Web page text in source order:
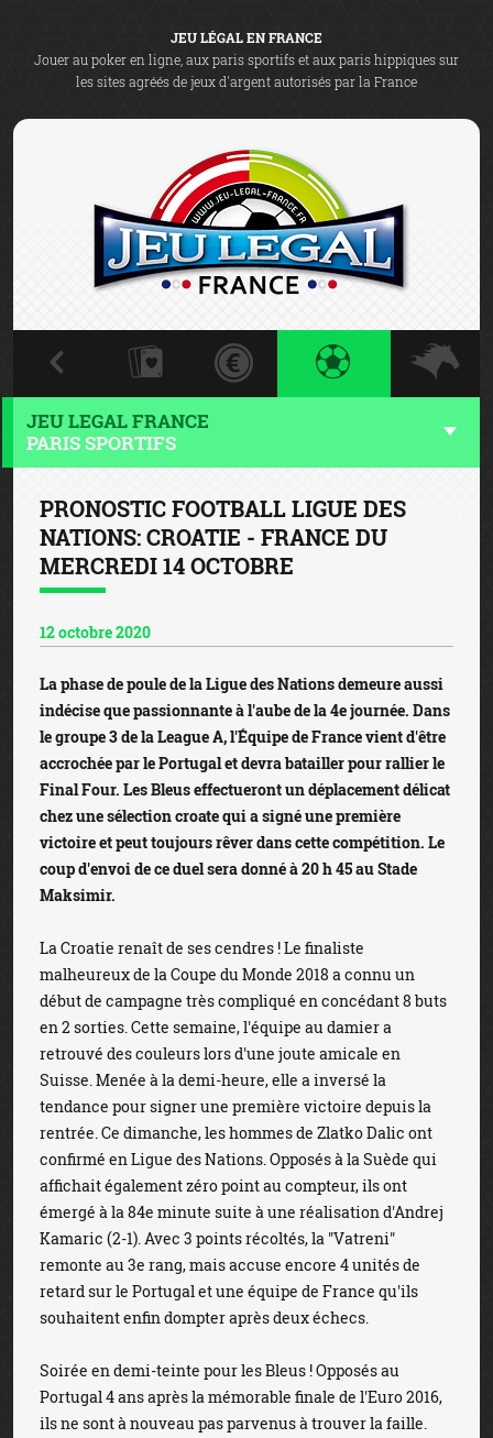
JEU LÉGAL EN FRANCE
Jouer au poker en ligne, aux paris sportifs et aux paris hippiques sur
les sites agréés de jeux d'argent autorisés par la France
JEU LEGAL FRANCE
PARIS SPORTIFS
PRONOSTIC FOOTBALL LIGUE DES
NATIONS: CROATIE - FRANCE DU
MERCREDI 14 OCTOBRE
12 octobre 2020
La phase de poule de la Ligue des Nations demeure aussi
indécise que passionnante à l'aube de la 4e journée. Dans
le groupe 3 de la League A, l'Équipe de France vient d'être
accrochée par le Portugal et devra batailler pour rallier le
Final Four. Les Bleus effectueront un déplacement délicat
chez une sélection croate qui a signé une première
victoire et peut toujours rêver dans cette compétition. Le
coup d'envoi de ce duel sera donné à 20 h 45 au Stade
Maksimir.
La Croatie renaît de ses cendres ! Le finaliste
malheureux de la Coupe du Monde 2018 a connu un
début de campagne très compliqué en concédant 8 buts
en 2 sorties. Cette semaine, l'équipe au damier a
retrouvé des couleurs lors d'une joute amicale en
Suisse. Menée à la demi-heure, elle a inversé la
tendance pour signer une première victoire depuis la
rentrée. Ce dimanche, les hommes de Zlatko Dalic ont
confirmé en Ligue des Nations. Opposés à la Suède qui
affichait également zéro point au compteur, ils ont
émergé à la 84e minute suite à une réalisation d'Andrej
Kamaric (2-1). Avec 3 points récoltés, la "Vatreni"
remonte au 3e rang, mais accuse encore 4 unités de
retard sur le Portugal et une équipe de France qu'ils
souhaitent enfin dompter après deux échecs.
Soirée en demi-teinte pour les Bleus ! Opposés au
Portugal 4 ans après la mémorable finale de l'Euro 2016,
ils ne sont à nouveau pas parvenus à trouver la faille.